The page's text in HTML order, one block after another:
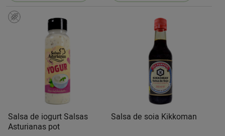
Salsa de iogurt Salsas
Asturianas pot
Salsa de soia Kikkoman